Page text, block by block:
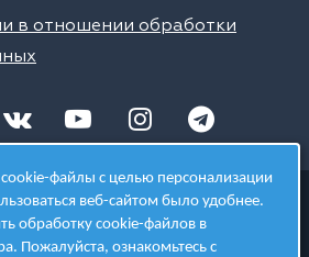
в отношении обработки
инновационного творчества
файлы с целью персонализации
веб-сайтом было удобнее.
обработку cookie-файлов в
Пожалуйста, ознакомьтесь с